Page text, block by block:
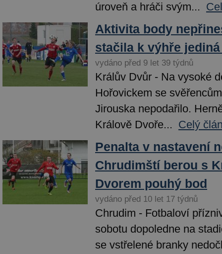
úroveň a hráči svým...
Aktivita body
stačila k výhře
vydáno před 9 let 39 týdnů
Králův Dvůr - Na vysoké
Hořovickem se
Jirouska nepodařilo.
Králově Dvoře... Celý
Penalta v nastavení
Chrudimští berou s
Dvorem pouhý bod
vydáno před 10 let 17 týdnů
Chrudim - Fotbaloví
sobotu dopoledne na
se vstřelené branky